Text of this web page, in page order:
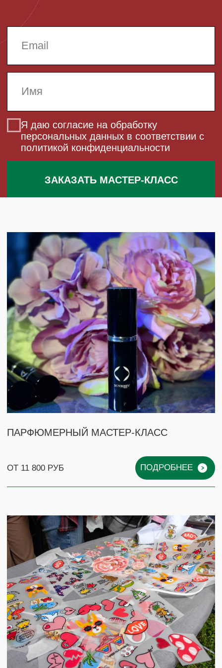
НОВОГОДНИЕ МАСТЕР-
КЛАССЫ В METRO
50 МАСТЕР-КЛАССОВ
МАСТЕР-КЛАСС В
ОНКОЛОГИЧЕСКОМ ЦЕНТРЕ
ИМ. БЛОХИНА
> 50 УЧАСТНИКОВ
3 МАСТЕРА
3 МАСТЕР-КЛАССА
ТВОРЧЕСКИЕ МАСТЕР-КЛАССЫ
НА ФЕСТИВАЛЕ ЛЕТО В
26 МАСТЕР-КЛАССОВ
300+ КОМПАНИЙ
СМОТРЕТЬ КЕЙСЫ
НАШИ МЕНЕДЖЕРЫ СВЯЖУТСЯ С
ПО ВСЕМ ВОПРОСАМ